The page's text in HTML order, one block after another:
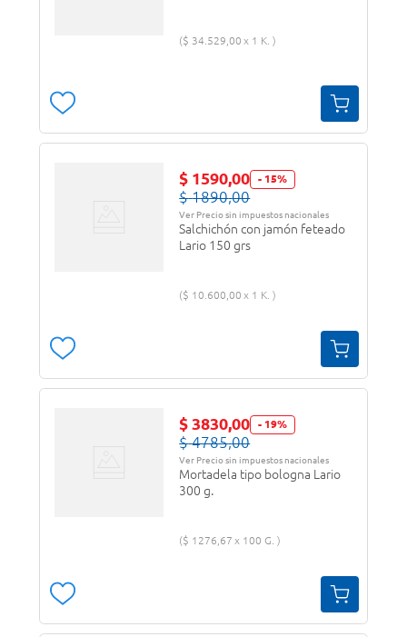
$ 34 529 ,00 1 K.
$ 1590,00 - 15%
$ 1890,00
Ver Precio sin impuestos nacionales
Salchichón con jamón feteado
Lario 150 grs
$ 10 600 ,00 1 K.
$ 3830,00 - 19%
$ 4785,00
Ver Precio sin impuestos nacionales
Mortadela tipo bologna Lario
300 g.
$ 1276 67 100 G.